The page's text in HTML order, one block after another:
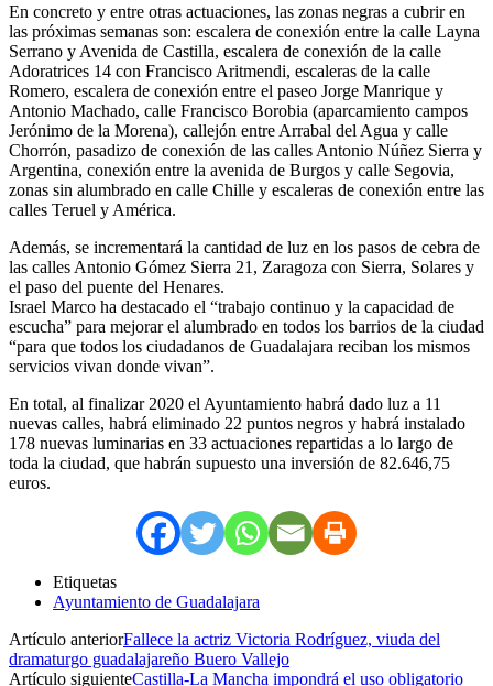
En concreto y entre otras actuaciones, las zonas negras a cubrir en
las próximas semanas son: escalera de conexión entre la calle Layna
Serrano y Avenida de Castilla, escalera de conexión de la calle
Adoratrices 14 con Francisco Aritmendi, escaleras de la calle
Romero, escalera de conexión entre el paseo Jorge Manrique y
Antonio Machado, calle Francisco Borobia (aparcamiento campos
Jerónimo de la Morena), callejón entre Arrabal del Agua y calle
Chorrón, pasadizo de conexión de las calles Antonio Núñez Sierra y
Argentina, conexión entre la avenida de Burgos y calle Segovia,
zonas sin alumbrado en calle Chille y escaleras de conexión entre las
calles Teruel y América.
Además, se incrementará la cantidad de luz en los pasos de cebra de
las calles Antonio Gómez Sierra 21, Zaragoza con Sierra, Solares y
el paso del puente del Henares.
Israel Marco ha destacado el “trabajo continuo y la capacidad de
escucha” para mejorar el alumbrado en todos los barrios de la ciudad
“para que todos los ciudadanos de Guadalajara reciban los mismos
servicios vivan donde vivan”.
En total, al finalizar 2020 el Ayuntamiento habrá dado luz a 11
nuevas calles, habrá eliminado 22 puntos negros y habrá instalado
178 nuevas luminarias en 33 actuaciones repartidas a lo largo de
toda la ciudad, que habrán supuesto una inversión de 82.646,75
euros.
Etiquetas
Ayuntamiento de Guadalajara
Artículo anteriorFallece la actriz Victoria Rodríguez, viuda del
dramaturgo guadalajareño Buero Vallejo
Artículo siguienteCastilla-La Mancha impondrá el uso obligatorio